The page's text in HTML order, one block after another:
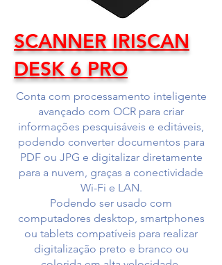
SCANNER IRISCAN
DESK 6 PRO
Conta com processamento inteligente
avançado com OCR para criar
informações pesquisáveis e editáveis,
podendo converter documentos para
PDF ou JPG e digitalizar diretamente
para a nuvem, graças a conectividade
Wi-Fi e LAN.
Podendo ser usado com
computadores desktop, smartphones
ou tablets compatíveis para realizar
digitalização preto e branco ou